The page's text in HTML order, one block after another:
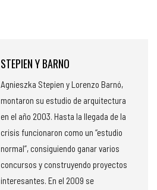
STEPIEN Y BARNO
Agnieszka Stepien y Lorenzo Barnó,
montaron su estudio de arquitectura
en el año 2003. Hasta la llegada de la
crisis funcionaron como un “estudio
normal”, consiguiendo ganar varios
concursos y construyendo proyectos
interesantes. En el 2009 se